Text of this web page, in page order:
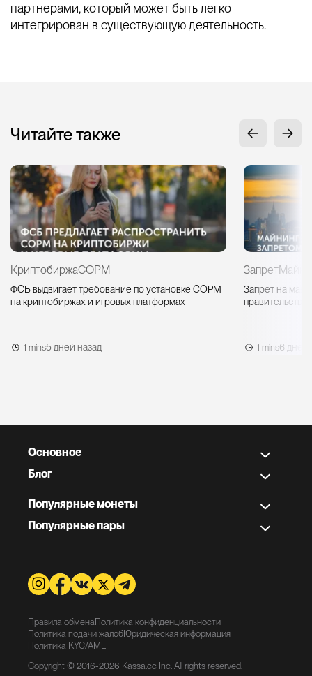
партнерами, который может быть легко
интегрирован в существующую деятельность.
Читайте также
КриптобиржаСОРМ
ФСБ выдвигает требование по установке СОРМ
на криптобиржах и игровых платформах
1 mins5 дней назад
Запрет
Запрет на
правительство
1 mins6 дней
Основное
Блог
Популярные монеты
Популярные пары
Правила обмена Политика конфиденциальности
Политика подачи жалобЮридическая информация
Политика KYC/AML
Copyright © 2016-2026 Kassa.cc Inc. All rights reserved.